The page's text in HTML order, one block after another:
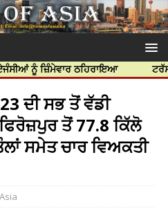
ਠਹਿਰਾਇਆ ਟਰੱਸਟਡ
ਦੀ ਸਭ ਤੋਂ ਵੱਡੀ
ਤੋਂ 77.8 ਕਿੱਲੋ
ਸਮੇਤ ਚਾਰ ਵਿਅਕਤੀ